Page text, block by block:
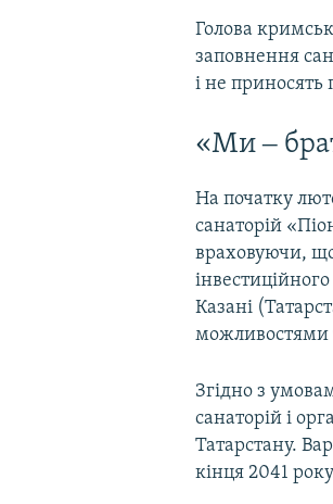
Голова
заповнення
і не
«Ми ‒
На початку
санаторій
враховуючи, що
Казані
можливостями
Згідно з
санаторій і
Татарстану.
кінця 2041